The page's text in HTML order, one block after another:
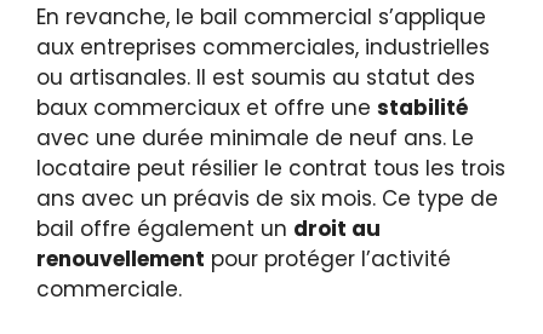
En revanche, le bail commercial s’applique
aux entreprises commerciales, industrielles
ou artisanales. Il est soumis au statut des
baux commerciaux et offre une stabilité
avec une durée minimale de neuf ans. Le
locataire peut résilier le contrat tous les trois
ans avec un préavis de six mois. Ce type de
bail offre également un droit au
renouvellement pour protéger l’activité
commerciale.